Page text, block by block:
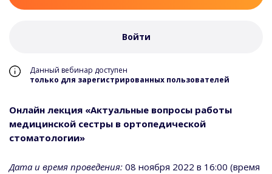
Войти
Данный вебинар доступен
только для зарегистрированных пользователей
Онлайн лекция «Актуальные вопросы работы
медицинской сестры в ортопедической
стоматологии»
Дата и время проведения: 08 ноября 2022 в 16:00 (время